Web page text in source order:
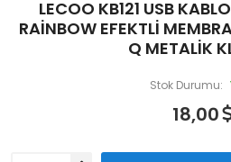
LECOO KB121 USB
RAİNBOW EFEKTLİ
Q METALİK
Stok Durumu:
18,00